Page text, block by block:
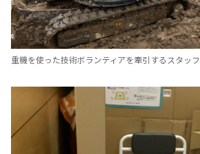
重機を使った技術ボランティアを牽引するスタッフ